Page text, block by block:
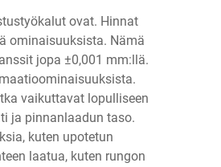
ovat. Hinnat
ominaisuuksista. Nämä
jopa ±0,001 mm:llä.
vaikuttavat lopulliseen
ja pinnanlaadun taso.
kuten upotetun
laatua, kuten rungon